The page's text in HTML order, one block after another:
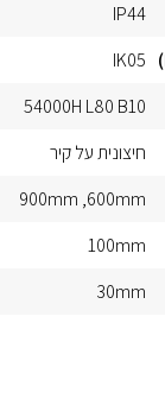
IP44
IK05
54000H L80 B10
חיצונית על קיר
600mm
900mm
100mm
30mm